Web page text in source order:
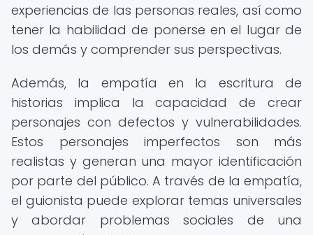
experiencias de las personas reales, así como
tener la habilidad de ponerse en el lugar de
los demás y comprender sus perspectivas.
Además, la empatía en la escritura de
historias implica la capacidad de crear
personajes con defectos y vulnerabilidades.
Estos personajes imperfectos son más
realistas y generan una mayor identificación
por parte del público. A través de la empatía,
el guionista puede explorar temas universales
y abordar problemas sociales de una